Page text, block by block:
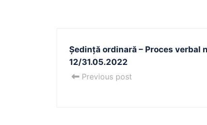
Ședință ordinară – Proces verbal
12/31.05.2022
Previous post